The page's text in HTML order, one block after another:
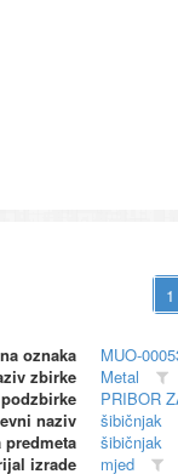
oznaka
MUO-
zbirke
Metal
PRIBOR
naziv
šibičnjak
predmeta
šibičnjak
izrade
mjed